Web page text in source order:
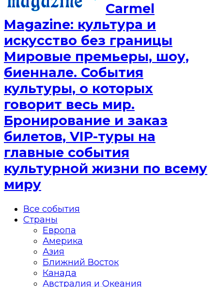
Сarmel
Magazine: культура и
искусство без границы
Мировые премьеры, шоу,
биеннале. События
культуры, о которых
говорит весь мир.
Бронирование и заказ
билетов, VIP-туры на
главные события
культурной жизни по всему
миру
Все события
Страны
Европа
Америка
Азия
Ближний Восток
Канада
Австралия и Океания